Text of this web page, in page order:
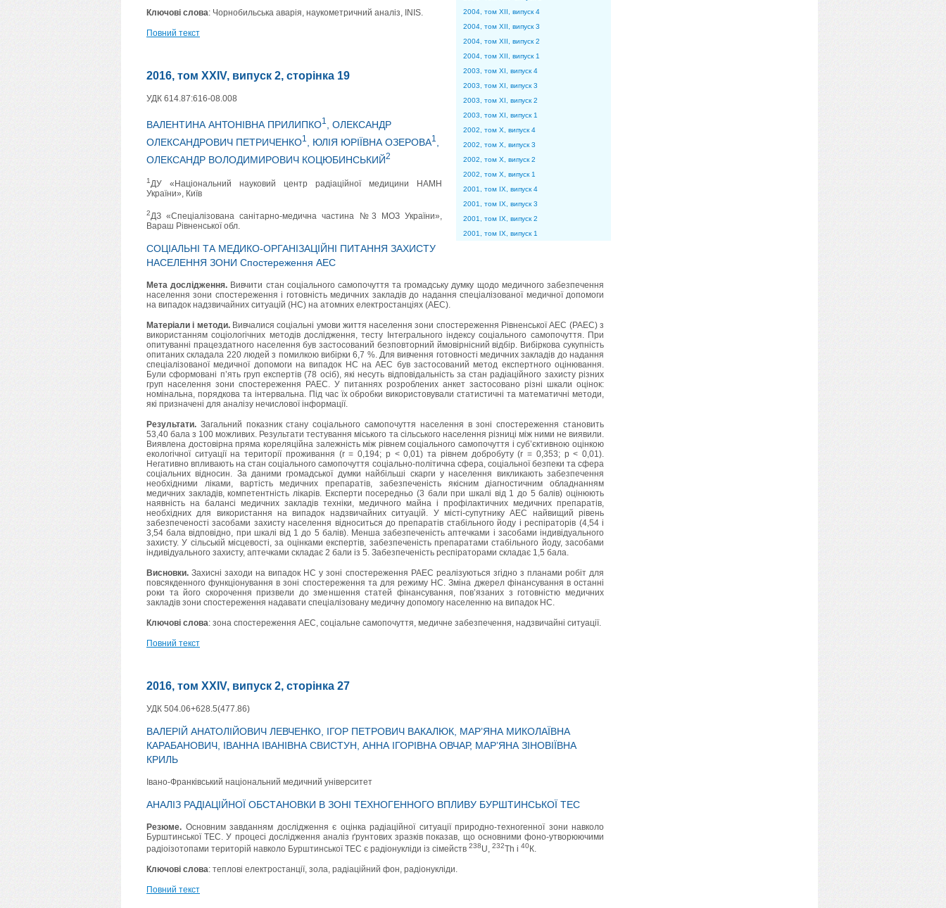
2004, том XII, випуск 4
2004, том XII, випуск 3
2004, том XII, випуск 2
2004, том XII, випуск 1
2003, том XI, випуск 4
2003, том XI, випуск 3
2003, том XI, випуск 2
2003, том XI, випуск 1
2002, том X, випуск 4
2002, том X, випуск 3
2002, том X, випуск 2
2002, том X, випуск 1
2001, том IX, випуск 4
2001, том IX, випуск 3
2001, том IX, випуск 2
2001, том IX, випуск 1
Ключові слова: Чорнобильська аварія, наукометричний аналіз, INIS.
Повний текст
2016, том XXIV, випуск 2, сторінка 19
УДК 614.87:616-08.008
ВАЛЕНТИНА АНТОНІВНА ПРИЛИПКО1
, ОЛЕКСАНДР
ОЛЕКСАНДРОВИЧ ПЕТРИЧЕНКО1 , ЮЛІЯ ЮРІЇВНА ОЗЕРОВА1
ОЛЕКСАНДР ВОЛОДИМИРОВИЧ КОЦЮБИНСЬКИЙ2
1ДУ «Національний науковий центр радіаційної медицини НАМН
України», Київ
2ДЗ «Спеціалізована санітарно-медична частина №3 МОЗ України»,
Вараш Рівненської обл.
СОЦІАЛЬНІ ТА МЕДИКО-ОРГАНІЗАЦІЙНІ ПИТАННЯ ЗАХИСТУ
НАСЕЛЕННЯ ЗОНИ Спостереження АЕС
Мета дослідження. Вивчити стан соціального самопочуття та громадську думку щодо медичного забезпечення
населення зони спостереження і готовність медичних закладів до надання спеціалізованої медичної допомоги
на випадок надзвичайних ситуацій (НС) на атомних електростанціях (АЕС).
Матеріали і методи.Вивчалися соціальні умови життя населення зони спостереження Рівненської АЕС (РАЕС) з
використанням соціологічних методів дослідження, тесту Інтегрального індексу соціального самопочуття. При
опитуванні працездатного населення був застосований безповторний ймовірнісний відбір. Вибіркова сукупність
опитаних складала 220 людей з помилкою вибірки 6,7 %. Для вивчення готовності медичних закладів до надання
спеціалізованої медичної допомоги на випадок НС на АЕС був застосований метод експертного оцінювання.
Були сформовані п’ять груп експертів (78 осіб), які несуть відповідальність за стан радіаційного захисту різних
груп населення зони спостереження РАЕС. У питаннях розроблених анкет застосовано різні шкали оцінок:
номінальна, порядкова та інтервальна. Під час їх обробки використовували статистичні та математичні методи,
які призначені для аналізу нечислової інформації.
Результати. Загальний показник стану соціального самопочуття населення в зоні спостереження становить
53,40 бала з 100 можливих. Результати тестування міського та сільського населення різниці між ними не виявили.
Виявлена достовірна пряма кореляційна залежність між рівнем соціального самопочуття і суб’єктивною оцінкою
екологічної ситуації на території проживання (r = 0,194; р < 0,01) та рівнем добробуту (r = 0,353; р < 0,01).
Негативно впливають на стан соціального самопочуття соціально-політична сфера, соціальної безпеки та сфера
соціальних відносин. За даними громадської думки найбільші скарги у населення викликають забезпечення
необхідними ліками, вартість медичних препаратів, забезпеченість якісним діагностичним обладнанням
медичних закладів, компетентність лікарів. Експерти посередньо (3 бали при шкалі від 1 до 5 балів) оцінюють
наявність на балансі медичних закладів техніки, медичного майна і профілактичних медичних препаратів,
необхідних для використання на випадок надзвичайних ситуацій. У місті-супутнику АЕС найвищий рівень
забезпеченості засобами захисту населення відноситься до препаратів стабільного йоду і респіраторів (4,54 і
3,54 бала відповідно, при шкалі від 1 до 5 балів). Менша забезпеченість аптечками і засобами індивідуального
захисту. У сільській місцевості, за оцінками експертів, забезпеченість препаратами стабільного йоду, засобами
індивідуального захисту, аптечками складає 2 бали із 5. Забезпеченість респіраторами складає 1,5 бала.
Висновки. Захисні заходи на випадок НС у зоні спостереження РАЕС реалізуються згідно з планами робіт для
повсякденного функціонування в зоні спостереження та для режиму НС. Зміна джерел фінансування в останні
роки та його скорочення призвели до зменшення статей фінансування, пов’язаних з готовністю медичних
закладів зони спостереження надавати спеціалізовану медичну допомогу населенню на випадок НС.
Ключові слова: зона спостереження АЕС, соціальне самопочуття, медичне забезпечення, надзвичайні ситуації.
Повний текст
2016, том XXIV, випуск 2, сторінка 27
УДК 504.06+628.5(477.86)
ВАЛЕРІЙ АНАТОЛІЙОВИЧ ЛЕВЧЕНКО, ІГОР ПЕТРОВИЧ ВАКАЛЮК, МАР’ЯНА МИКОЛАЇВНА
КАРАБАНОВИЧ, ІВАННА ІВАНІВНА СВИСТУН, АННА ІГОРІВНА ОВЧАР, МАР’ЯНА ЗІНОВІЇВНА
КРИЛЬ
Івано-Франківський національний медичний університет
АНАЛІЗ РАДІАЦІЙНОЇ ОБСТАНОВКИ В ЗОНІ ТЕХНОГЕННОГО ВПЛИВУ БУРШТИНСЬКОЇ ТЕС
Резюме. Основним завданням дослідження є оцінка радіаційної ситуації природно-техногенної зони навколо
Бурштинської ТЕС. У процесі дослідження аналіз ґрунтових зразків показав, що основними фоно-утворюючими
радіоізотопами територій навколо Бурштинської ТЕС є радіонукліди із сімейств 238U, 232Th і 40К.
Ключові слова: теплові електростанції, зола, радіаційний фон, радіонукліди.
Повний текст